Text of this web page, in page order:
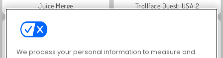
Juice Merge Trollface Quest: USA 2
We process your personal information to measure and